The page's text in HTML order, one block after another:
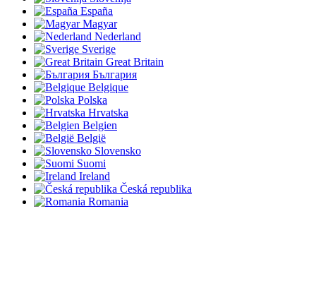
España
Magyar
Nederland
Sverige
Great Britain
България
Belgique
Polska
Hrvatska
Belgien
België
Slovensko
Suomi
Ireland
Česká republika
Romania